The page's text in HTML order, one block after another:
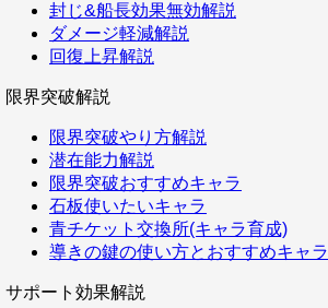
封じ&船長効果無効解説
ダメージ軽減解説
回復上昇解説
限界突破解説
限界突破やり方解説
潜在能力解説
限界突破おすすめキャラ
石板使いたいキャラ
青チケット交換所(キャラ育成)
導きの鍵の使い方とおすすめキャラ
サポート効果解説